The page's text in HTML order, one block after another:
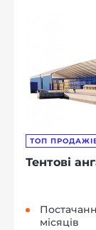
ТОП
Тентові
місяців